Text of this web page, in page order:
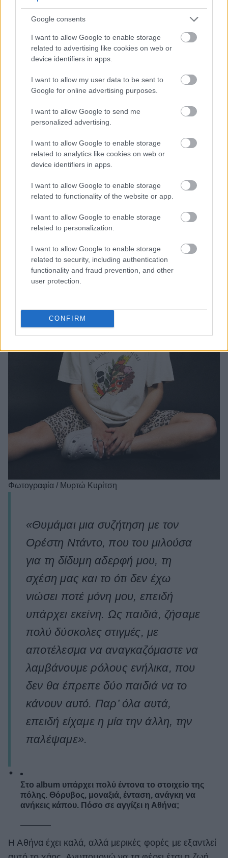
Google consents
I want to allow Google to enable storage
related to advertising like cookies on web or
device identifiers in apps.
I want to allow my user data to be sent to
Google for online advertising purposes.
I want to allow Google to send me
personalized advertising.
I want to allow Google to enable storage
related to analytics like cookies on web or
device identifiers in apps.
I want to allow Google to enable storage
related to functionality of the website or app.
I want to allow Google to enable storage
related to personalization.
I want to allow Google to enable storage
related to security, including authentication
functionality and fraud prevention, and other
user protection.
CONFIRM
που είμαστε σήμερα χωρίς τα αδέρφια μας. Στη
δική μας περίπτωση, έκαναν πολλές προσπάθειες
να μας χωρίσουν στο σχολείο, προκειμένου η
καθεμία να αναπτύξει τη δική της προσωπικότητα,
αλλά εμείς δεν αντέξαμε. Περιμέναμε να χτυπήσει
το κουδούνι, τρέχαμε στο προαύλιο και
αγκαλιαζόμασταν. Από τότε, καθόμασταν στο ίδιο
θρανίο, περάσαμε στην ίδια σχολή, κάναμε το ίδιο
μεταπτυχιακό, είμαστε σε όλα μαζί. Αν δεν είχα
μάθει να μοιράζομαι τα πάντα από την πρώτη
ημέρα, δεν θα ήμουν η ίδια.
Φωτογραφία / Μυρτώ Κυρίτση
«Θυμάμαι μια συζήτηση με τον
Ορέστη Ντάντο, που του μιλούσα
για τη δίδυμη αδερφή μου, τη
σχέση μας και το ότι δεν έχω
νιώσει ποτέ μόνη μου, επειδή
υπάρχει εκείνη. Ως παιδιά, ζήσαμε
πολύ δύσκολες στιγμές, με
αποτέλεσμα να αναγκαζόμαστε να
λαμβάνουμε ρόλους ενήλικα, που
δεν θα έπρεπε δύο παιδιά να το
κάνουν αυτό. Παρ’ όλα αυτά,
επειδή είχαμε η μία την άλλη, την
παλέψαμε».
Στο album υπάρχει πολύ έντονα το στοιχείο της
πόλης. Θόρυβος, μοναξιά, ένταση, ανάγκη να
ανήκεις κάπου. Πόσο σε αγγίζει η Αθήνα;
Η Αθήνα έχει καλά, αλλά μερικές φορές με εξαντλεί